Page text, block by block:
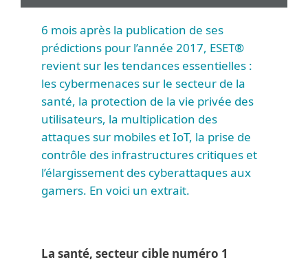
6 mois après la publication de ses
prédictions pour l’année 2017, ESET®
revient sur les tendances essentielles :
les cybermenaces sur le secteur de la
santé, la protection de la vie privée des
utilisateurs, la multiplication des
attaques sur mobiles et IoT, la prise de
contrôle des infrastructures critiques et
l’élargissement des cyberattaques aux
gamers. En voici un extrait.
La santé, secteur cible numéro 1